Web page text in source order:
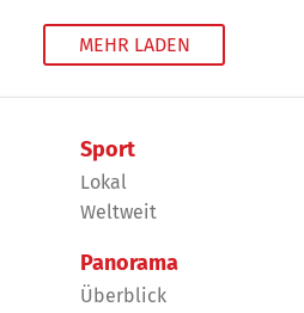
MEHR LADEN
Sport
Lokal
Weltweit
Panorama
Überblick